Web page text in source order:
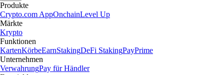
Produkte
Crypto.com AppOnchainLevel Up
Märkte
Krypto
Funktionen
KartenKörbeEarnStakingDeFi StakingPayPrime
Unternehmen
VerwahrungPay für Händler